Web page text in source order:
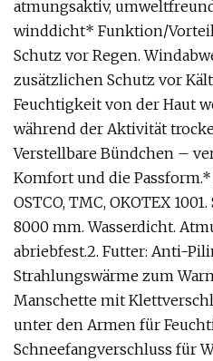
atmungsaktiv,
winddicht* Funktion/
Schutz vor Regen.
zusätzlichen Schutz vor
Feuchtigkeit von der Haut
während der Aktivität
Verstellbare Bündchen –
Komfort und die Passform.*
OSTCO, TMC, OKOTEX
8000 mm. Wasserdicht.
abriebfest.2. Futter: Anti-
Strahlungswärme zum
Manschette mit
unter den Armen für
Schneefangverschluss für